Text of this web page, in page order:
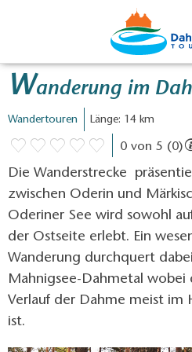
Wanderung im
Wandertouren Länge: 14 km
0 von 5 (0)
Die Wanderstrecke
zwischen Oderin und
Oderiner See wird sowohl
der Ostseite erlebt. Ein
Wanderung durchquert
Mahnigsee-Dahmetal wobei
Verlauf der Dahme meist im
ist.